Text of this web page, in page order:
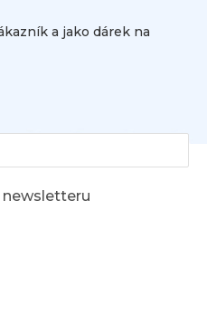
a jako dárek na
newsletteru